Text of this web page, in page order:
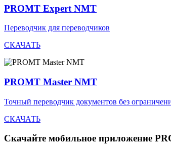
PROMT Expert NMT
Переводчик для переводчиков
СКАЧАТЬ
PROMT Master NMT
Точный переводчик документов без
СКАЧАТЬ
Скачайте мобильное приложение